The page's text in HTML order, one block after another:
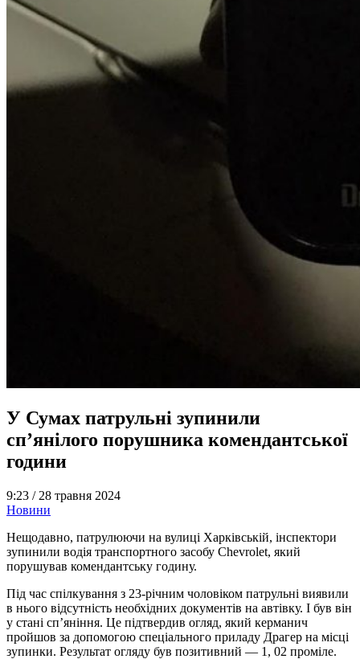
У Сумах патрульні зупинили
сп’янілого порушника комендантської
години
9:23 / 28 травня 2024
Новини
Нещодавно, патрулюючи на вулиці Харківській, інспектори
зупинили водія транспортного засобу Chevrolet, який
порушував комендантську годину.
Під час спілкування з 23-річним чоловіком патрульні виявили
в нього відсутність необхідних документів на автівку. І був він
у стані сп’яніння. Це підтвердив огляд, який керманич
пройшов за допомогою спеціального приладу Драгер на місці
зупинки. Результат огляду був позитивний — 1, 02 проміле.